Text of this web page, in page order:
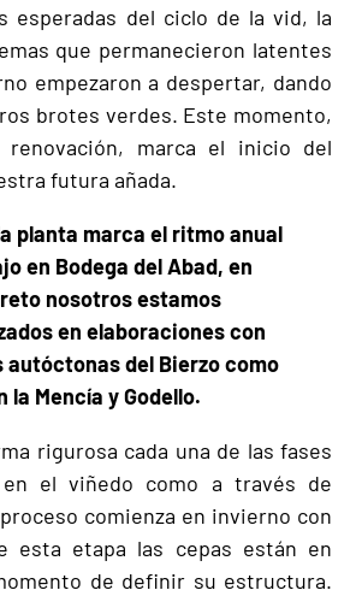
esperadas del ciclo de la vid, la
que permanecieron latentes
empezaron a despertar, dando
brotes verdes. Este momento,
marca el inicio del
futura añada.
planta marca el ritmo anual
en Bodega del Abad, en
nosotros estamos
en elaboraciones con
autóctonas del Bierzo como
la Mencía y Godello.
rigurosa cada una de las fases
el viñedo como a través de
comienza en invierno con
esta etapa las cepas están en
de definir su estructura.